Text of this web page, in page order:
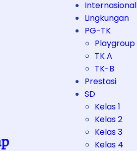
Internasional
Lingkungan
PG-TK
Playgroup
TK A
TK-B
Prestasi
SD
Kelas 1
Kelas 2
Kelas 3
Kelas 4